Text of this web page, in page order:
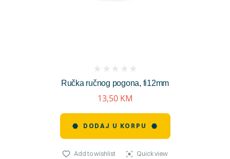
Ručka ručnog pogona, fi12mm
reviews)
13,50 KM
DODAJ U KORPU
Add to wishlist Quick view